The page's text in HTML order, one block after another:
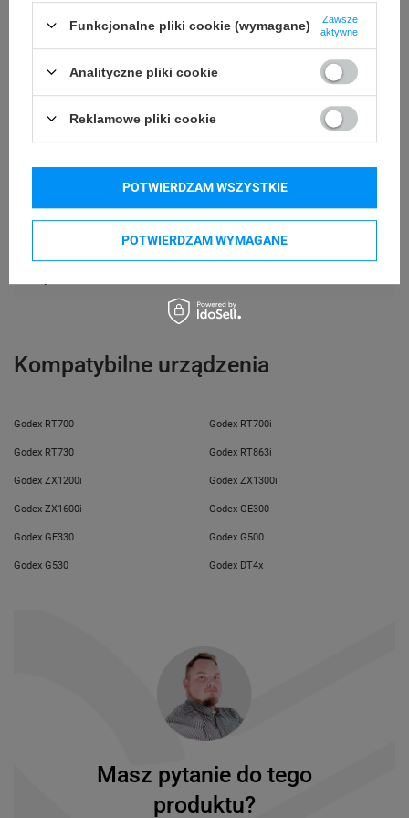
Długość etykiety 120 mm
Możliwość
odklejenia
Gwarancja
odpowiedzialny
Specmark
Bielska 210
43-400 Cieszyn (Polska)
telefon: 730811399
e-mail: gspr@ptmb.pl
telefon: 730811399
Kompatybilne urządzenia
Godex RT700 Godex RT700i
Godex RT730 Godex RT863i
Godex ZX1200i Godex ZX1300i
Godex ZX1600i Godex GE300
Godex GE330 Godex G500
Godex G530 Godex DT4x
Masz pytanie do tego
produktu?
Funkcjonalne pliki cookie (wymagane)
Zawsze
aktywne
Analityczne pliki cookie
Reklamowe pliki cookie
POTWIERDZAM WYMAGANE
POTWIERDZAM WSZYSTKIE